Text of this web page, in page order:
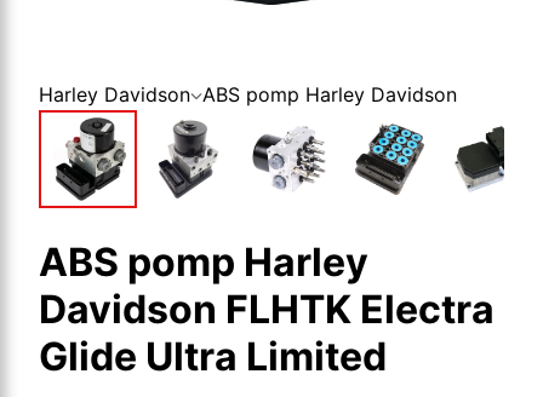
Harley Davidson ABS pomp Harley Davidson
ABS pomp Harley
Davidson FLHTK Electra
Glide Ultra Limited